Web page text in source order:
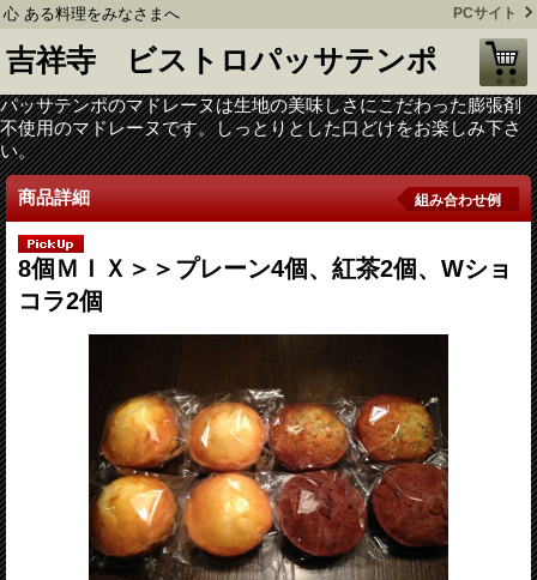
心 ある料理をみなさまへ PCサイト
吉祥寺 ビストロパッサテンポ
パッサテンポのマドレーヌは生地の美味しさにこだわった膨張剤
不使用のマドレーヌです。しっとりとした口どけをお楽しみ下さ
い。
商品詳細 組み合わせ例
8個ＭＩＸ＞＞プレーン4個、紅茶2個、Wショ
コラ2個